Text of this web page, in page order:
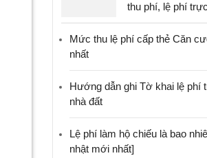
thu phí, lệ phí
Mức thu lệ phí cấp thẻ Căn
nhất
Hướng dẫn ghi Tờ khai lệ phí
nhà đất
Lệ phí làm hộ chiếu là bao
nhật mới nhất]